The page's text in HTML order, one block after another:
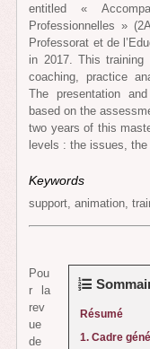
entitled «
Professionnelles »
Professorat et de
in 2017. This
coaching, practice
The presentation
based on the
two years of this
levels : the issues,
Keywords
support, animation,
Résumé
1. Cadre
Pou
r la
rev
ue
de